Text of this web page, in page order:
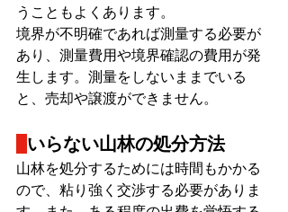
うこともよくあります。
境界が不明確であれば測量する必要が
あり、測量費用や境界確認の費用が発
生します。測量をしないままでいる
と、売却や譲渡ができません。
いらない山林の処分方法
山林を処分するためには時間もかかる
ので、粘り強く交渉する必要がありま